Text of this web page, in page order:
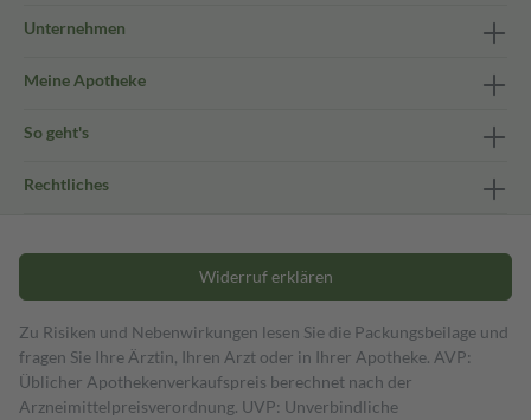
Unternehmen
Meine Apotheke
So geht's
Rechtliches
Widerruf erklären
Zu Risiken und Nebenwirkungen lesen Sie die Packungsbeilage und
fragen Sie Ihre Ärztin, Ihren Arzt oder in Ihrer Apotheke. AVP:
Üblicher Apothekenverkaufspreis berechnet nach der
Arzneimittelpreisverordnung. UVP: Unverbindliche